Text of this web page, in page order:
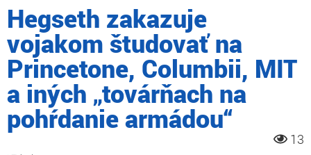
Hegseth zakazuje
vojakom študovať na
Princetone, Columbii, MIT
a iných „továrňach na
pohŕdanie armádou“
13